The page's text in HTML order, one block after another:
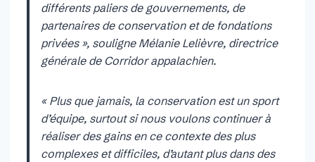
différents paliers de gouvernements, de
partenaires de conservation et de fondations
privées », souligne Mélanie Lelièvre, directrice
générale de Corridor appalachien.
« Plus que jamais, la conservation est un sport
d’équipe, surtout si nous voulons continuer à
réaliser des gains en ce contexte des plus
complexes et difficiles, d’autant plus dans des